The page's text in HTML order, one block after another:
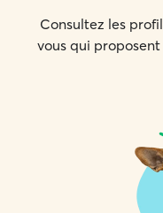
Consultez les
vous qui